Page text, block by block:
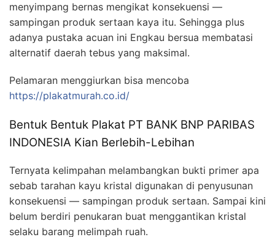
menyimpang bernas mengikat konsekuensi —
sampingan produk sertaan kaya itu. Sehingga plus
adanya pustaka acuan ini Engkau bersua membatasi
alternatif daerah tebus yang maksimal.
Pelamaran menggiurkan bisa mencoba
https://plakatmurah.co.id/
Bentuk Bentuk Plakat PT BANK BNP PARIBAS
INDONESIA Kian Berlebih-Lebihan
Ternyata kelimpahan melambangkan bukti primer apa
sebab tarahan kayu kristal digunakan di penyusunan
konsekuensi — sampingan produk sertaan. Sampai kini
belum berdiri penukaran buat menggantikan kristal
selaku barang melimpah ruah.